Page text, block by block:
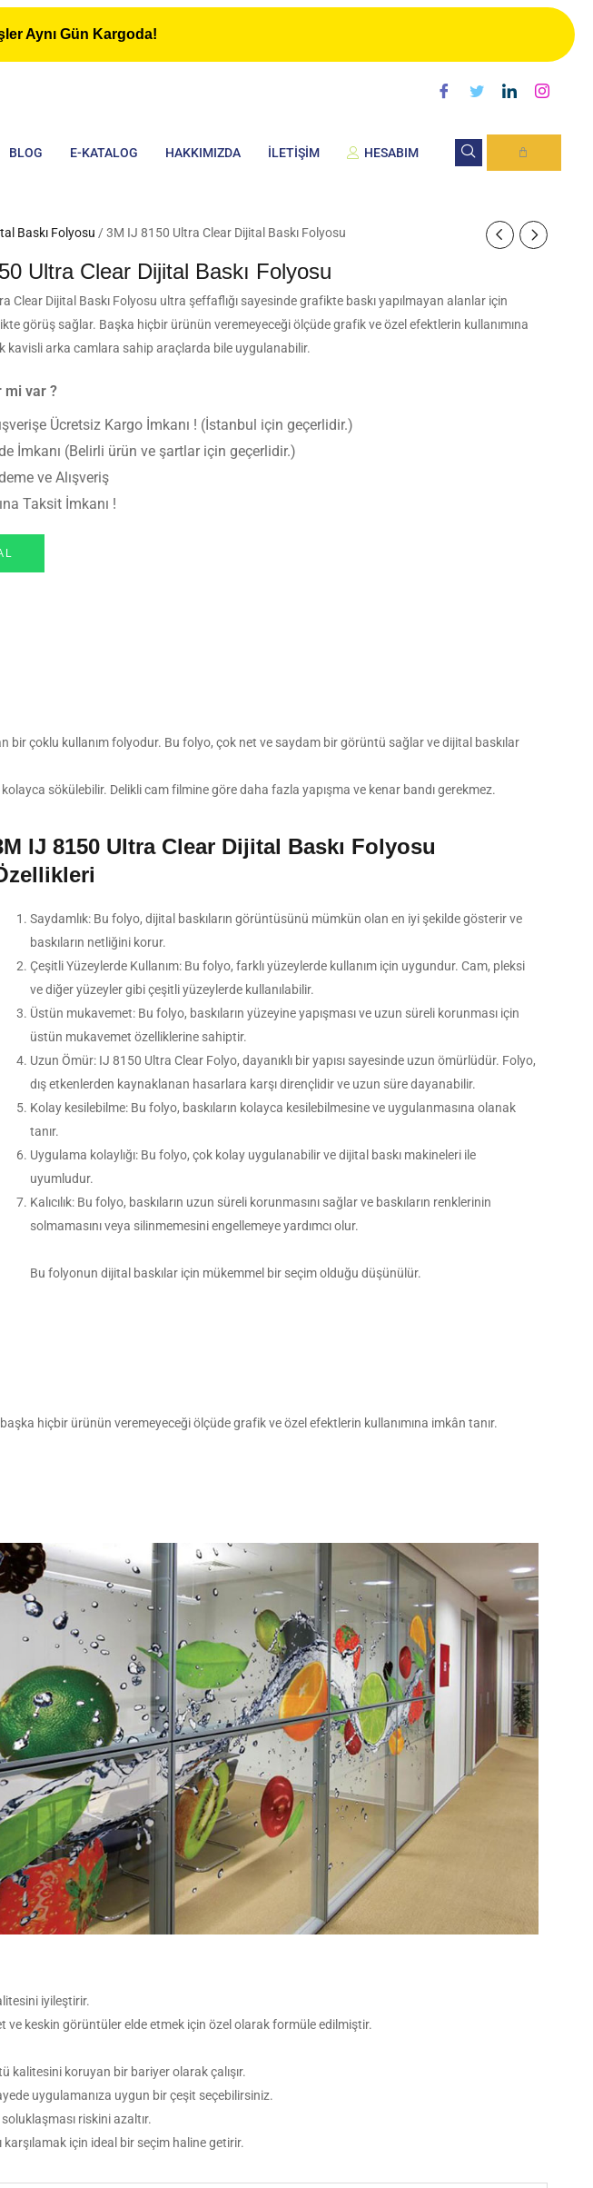
Aynı Gün Kargoda!
BLOG E-KATALOG HAKKIMIZDA İLETIŞIM HESABIM CART
Baskı Folyosu / 3M IJ 8150 Ultra Clear Dijital Baskı Folyosu
Ultra Clear Dijital Baskı Folyosu
Clear Dijital Baskı Folyosu ultra şeffaflığı sayesinde grafikte baskı yapılmayan alanlar için
görüş sağlar. Başka hiçbir ürünün veremeyeceği ölçüde grafik ve özel efektlerin kullanımına
kavisli arka camlara sahip araçlarda bile uygulanabilir.
mi var ?
Ücretsiz Kargo İmkanı ! (İstanbul için geçerlidir.)
İmkanı (Belirli ürün ve şartlar için geçerlidir.)
ve Alışveriş
Taksit İmkanı !
bir çoklu kullanım folyodur. Bu folyo, çok net ve saydam bir görüntü sağlar ve dijital baskılar
sökülebilir. Delikli cam filmine göre daha fazla yapışma ve kenar bandı gerekmez.
IJ 8150 Ultra Clear Dijital Baskı Folyosu
Saydamlık: Bu folyo, dijital baskıların görüntüsünü mümkün olan en iyi şekilde gösterir ve
baskıların netliğini korur.
Çeşitli Yüzeylerde Kullanım: Bu folyo, farklı yüzeylerde kullanım için uygundur. Cam, pleksi
ve diğer yüzeyler gibi çeşitli yüzeylerde kullanılabilir.
Üstün mukavemet: Bu folyo, baskıların yüzeyine yapışması ve uzun süreli korunması için
üstün mukavemet özelliklerine sahiptir.
Uzun Ömür: IJ 8150 Ultra Clear Folyo, dayanıklı bir yapısı sayesinde uzun ömürlüdür. Folyo,
dış etkenlerden kaynaklanan hasarlara karşı dirençlidir ve uzun süre dayanabilir.
Kolay kesilebilme: Bu folyo, baskıların kolayca kesilebilmesine ve uygulanmasına olanak
tanır.
Uygulama kolaylığı: Bu folyo, çok kolay uygulanabilir ve dijital baskı makineleri ile
uyumludur.
Kalıcılık: Bu folyo, baskıların uzun süreli korunmasını sağlar ve baskıların renklerinin
solmamasını veya silinmemesini engellemeye yardımcı olur.
Bu folyonun dijital baskılar için mükemmel bir seçim olduğu düşünülür.
hiçbir ürünün veremeyeceği ölçüde grafik ve özel efektlerin kullanımına imkân tanır.
iyileştirir.
ve keskin görüntüler elde etmek için özel olarak formüle edilmiştir.
kalitesini koruyan bir bariyer olarak çalışır.
uygulamanıza uygun bir çeşit seçebilirsiniz.
riskini azaltır.
karşılamak için ideal bir seçim haline getirir.